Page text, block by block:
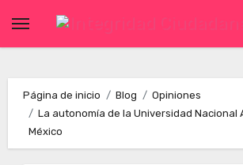
Página de inicio Blog
Opiniones
La autonomía de la Universidad Nacional
México